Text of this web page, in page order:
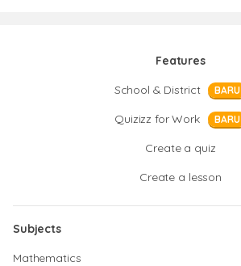
Features
School & District
BARU
Quizizz for Work BARU
Create a quiz
Create a lesson
Subjects
Mathematics